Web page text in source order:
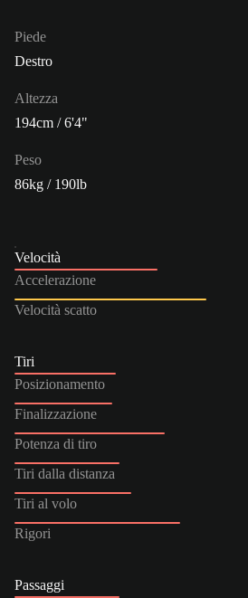
Piede
Destro
Altezza
194cm / 6'4"
Peso
86kg / 190lb
Velocità
Accelerazione
Velocità scatto
Tiri
Posizionamento
Finalizzazione
Potenza di tiro
Tiri dalla distanza
Tiri al volo
Rigori
Passaggi